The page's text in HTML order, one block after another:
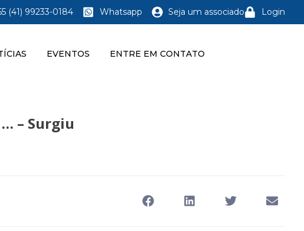
(41) 99233-0184 Whatsapp Seja um associado Login
EVENTOS ENTRE EM CONTATO
– Surgiu